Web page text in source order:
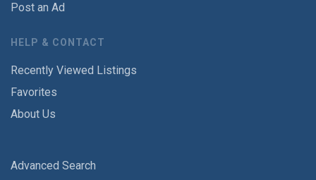
Post an Ad
HELP & CONTACT
Recently Viewed Listings
Favorites
About Us
Advanced Search